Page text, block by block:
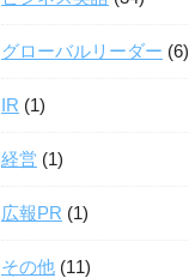
グローバルリーダー (6)
IR (1)
経営 (1)
広報PR (1)
その他 (11)